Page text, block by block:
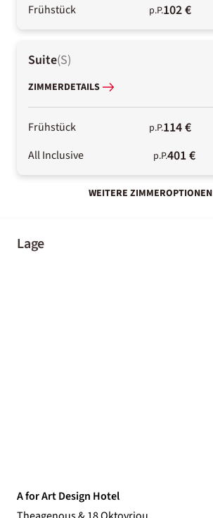
Frühstück p.P.102 €
Suite(S)
ZIMMERDETAILS
Frühstück p.P.114 €
All Inclusive p.P.401 €
WEITERE ZIMMEROPTIONEN
Lage
A for Art Design Hotel